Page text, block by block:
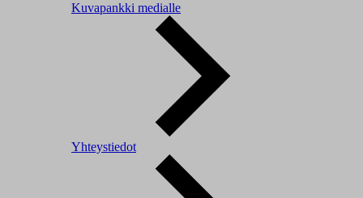
Kuvapankki medialle
Yhteystiedot